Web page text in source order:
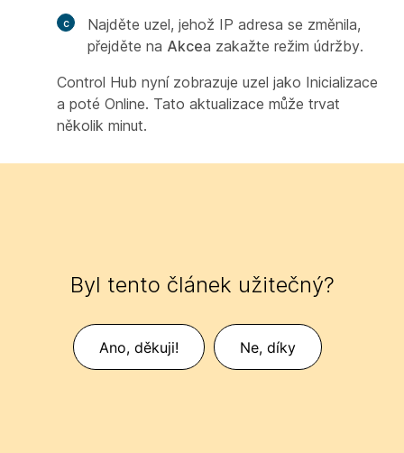
Najděte uzel, jehož IP adresa se změnila,
přejděte na Akcea zakažte režim údržby.
Control Hub nyní zobrazuje uzel jako Inicializace
a poté Online. Tato aktualizace může trvat
několik minut.
Byl tento článek užitečný?
Ano, děkuji! Ne, díky